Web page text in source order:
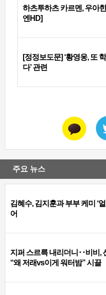
하츠투하츠 카르멘, 우아
엔HD]
[정정보도문] ‘황영웅, 또
다’ 관련
주요 뉴스
김혜수, 김지훈과 부부 케미 ‘
어
지퍼 스르륵 내리더니‥비비,
“왜 저래vs이게 워터밤” 시끌